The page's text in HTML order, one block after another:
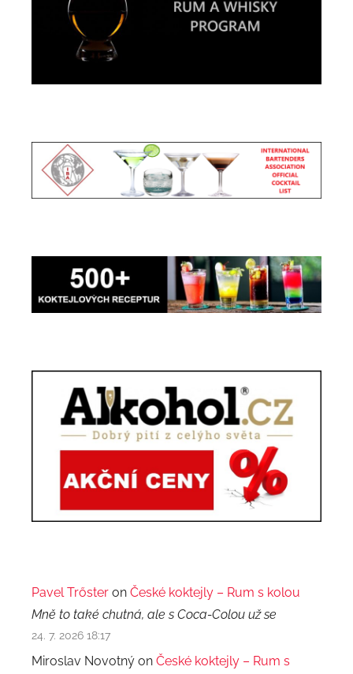
Pavel Trőster on České koktejly – Rum s kolou
Mně to také chutná, ale s Coca-Colou už se
24. 7. 2026 18:17
Miroslav Novotný on České koktejly – Rum s